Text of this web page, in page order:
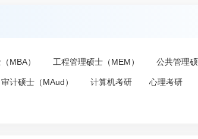
MBA） 工程管理硕士（MEM） 公共管理硕
审计硕士（MAud） 计算机考研 心理考研